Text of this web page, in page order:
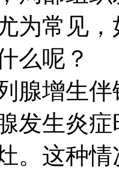
为常见
么呢？
增生伴
发生炎
。这种